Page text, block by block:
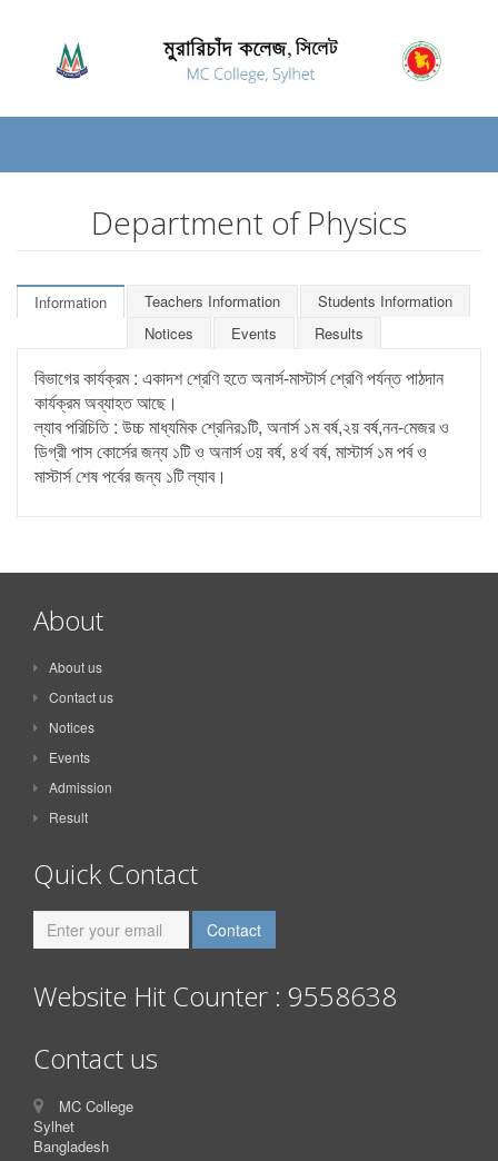
Department of Physics
Information Teachers Information
Students Information
Notices
Events Results
বিভাগের কার্যক্রম : একাদশ শ্রেণি হতে অনার্স-মাস্টার্স শ্রেণি পর্যন্ত পাঠদান
কার্যক্রম অব্যাহত আছে।
ল্যাব পরিচিতি : উচ্চ মাধ্যমিক শ্রেনির১টি, অনার্স ১ম বর্ষ,২য় বর্ষ,নন-মেজর ও
ডিগ্রী পাস কোর্সের জন্য ১টি ও অনার্স ৩য় বর্ষ, ৪র্থ বর্ষ, মাস্টার্স ১ম পর্ব ও
মাস্টার্স শেষ পর্বের জন্য ১টি ল্যাব।
About
About us
Contact us
Notices
Events
Admission
Result
Quick Contact
Website Hit Counter : 9558638
Contact us
MC College
Sylhet
Bangladesh